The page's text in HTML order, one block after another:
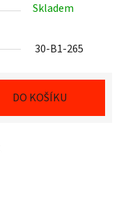
Skladem
30-B1-265
DO KOŠÍKU